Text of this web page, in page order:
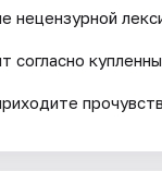
нецензурной
согласно